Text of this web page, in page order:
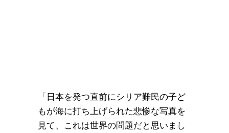
「日本を発つ直前にシリア難民の子ど
もが海に打ち上げられた悲惨な写真を
見て、これは世界の問題だと思いまし